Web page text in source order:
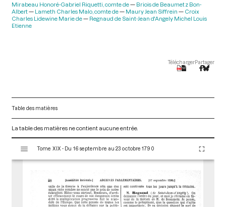
Mirabeau Honoré-Gabriel Riquetti, comte de
Briois de Beaumetz Bon-
Albert
Lameth Charles Malo, comte de Maury Jean Siffrein
Croix
Charles Lidewine Marie de
Regnaud de Saint-Jean d'Angely Michel Louis
Etienne
TéléchargerPartager
Table des matières
La table des matières ne contient aucune entrée.
s
Tome XIX - Du 16 septembre au 23 octobre 1790